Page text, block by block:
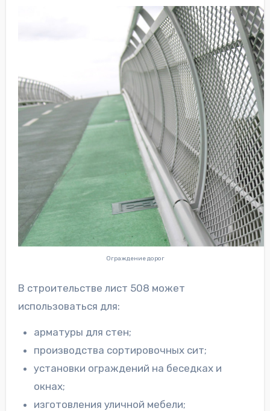
Ограждение дорог
В строительстве лист 508 может
использоваться для:
арматуры для стен;
производства сортировочных сит;
установки ограждений на беседках и
окнах;
изготовления уличной мебели;